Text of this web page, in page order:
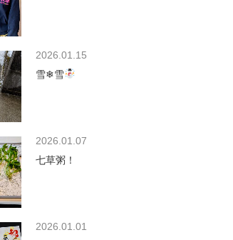
2026.01.15
雪❄雪
2026.01.07
七草粥！
2026.01.01